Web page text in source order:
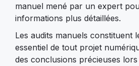
manuel mené par un expert
informations plus détaillées.
Les audits manuels constituent
essentiel de tout projet
des conclusions précieuses lors